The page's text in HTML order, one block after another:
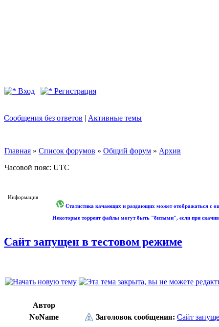
Вход Регистрация
Сообщения без ответов | Активные темы
Главная » Список форумов » Общий форум » Архив
Часовой пояс: UTC
Информация
Статистика качающих и раздающих может отображаться с
Некоторые торрент файлы могут быть "битыми", если при
Сайт запущен в тестовом режиме
Автор
NoName
Заголовок сообщения: Сайт